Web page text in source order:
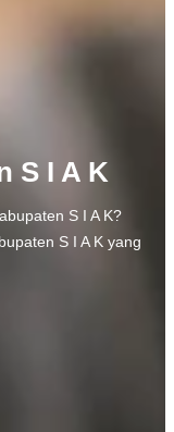
S I A K
S I A K?
S I A K yang